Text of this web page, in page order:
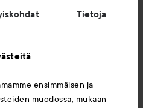
Tietoja
ensimmäisen ja
muodossa, mukaan